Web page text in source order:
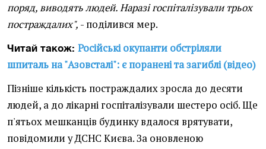
поряд, виводять людей. Наразі госпіталізували трьох
постраждалих", - поділився мер.
Читай також: Російські окупанти обстріляли
шпиталь на "Азовсталі": є поранені та загиблі (відео)
Пізніше кількість постраждалих зросла до десяти
людей, а до лікарні госпіталізували шестеро осіб. Ще
п'ятьох мешканців будинку вдалося врятувати,
повідомили у ДСНС Києва. За оновленою